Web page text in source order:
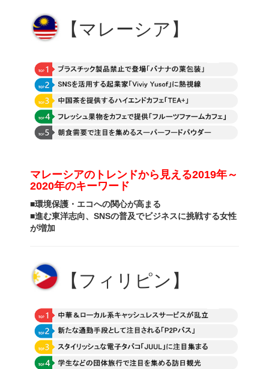
【マレーシア】
マレーシアのトレンドから見える2019年～
2020年のキーワード
■環境保護・エコへの関心が高まる
■進む東洋志向、 SNSの普及でビジネスに挑戦する女性
が増加
【フィリピン】